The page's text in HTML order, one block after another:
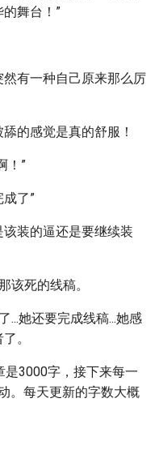
舞台！”
有一种自己原来那么厉
的感觉是真的舒服！
！”
了”
装的逼还是要继续装
该死的线稿。
...她还要完成线稿...她感
。
3000字，接下来每一
。每天更新的字数大概